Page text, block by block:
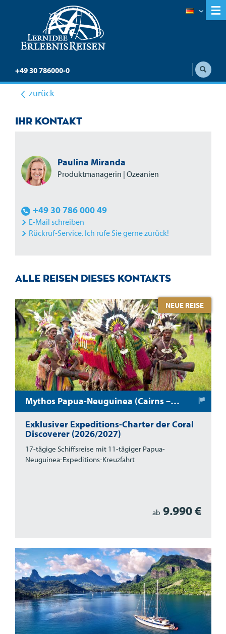
+49 30 786000-0
zurück
Ihr Kontakt
Paulina Miranda
Produktmanagerin | Ozeanien
+49 30 786 000 49
E-Mail schreiben
Rückruf-Service. Ich rufe Sie gerne zurück!
Alle Reisen dieses Kontakts
Mythos Papua-Neuguinea (Cairns – Madang)
NEUE REISE
Exklusiver Expeditions-Charter der Coral
Discoverer (2026/2027)
17-tägige Schiffsreise mit 11-tägiger Papua-
Neuguinea-Expeditions-Kreuzfahrt
ab 9.990 €